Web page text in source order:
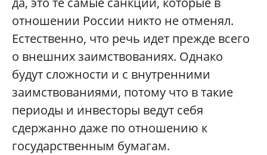
отношении России никто не отменял.
Естественно, что речь идет прежде всего
о внешних заимствованиях. Однако
будут сложности и с внутренними
заимствованиями, потому что в такие
периоды и инвесторы ведут себя
сдержанно даже по отношению к
государственным бумагам.